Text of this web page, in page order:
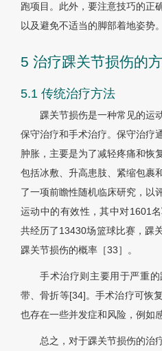
跑项目。此外，要注意技巧的正
以及避免不适当的脚部着地姿势。
5 治疗踝关节损伤的
5.1 传统治疗方法
踝关节损伤是一种常见的运
保守治疗和手术治疗。保守治疗
肿胀，主要是为了减轻疼痛和恢
包括冰敷、升高患肢、紧缩包裹
了一项前瞻性随机临床研究，以
运动中的有效性，其中对1601
共经历了13430场篮球比赛，踝
踝关节损伤的概率［33］。
手术治疗则主要用于严重
带、骨折等[34]。手术治疗可恢
也存在一些并发症和风险，例如
总之，对于踝关节损伤的治